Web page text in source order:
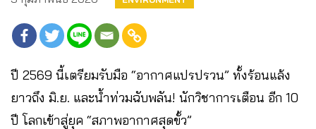
ปี 2569 นี้เตรียมรับมือ “อากาศแปรปรวน” ทั้งร้อนแล้ง
ยาวถึง มิ.ย. และน้ำท่วมฉับพลัน! นักวิชาการเตือน อีก 10
ปี โลกเข้าสู่ยุค “สภาพอากาศสุดขั้ว”